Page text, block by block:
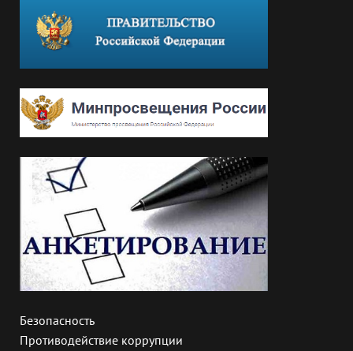
Безопасность
Противодействие коррупции